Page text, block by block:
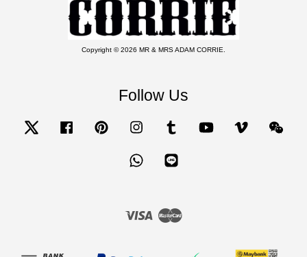
Copyright © 2026 MR & MRS ADAM CORRIE.
Follow Us
Twitter Facebook Pinterest Instagram Tumblr YouTube Vimeo
Whatsapp
Visa